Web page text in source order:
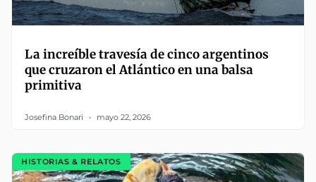
La increíble travesía de cinco argentinos
que cruzaron el Atlántico en una balsa
primitiva
Josefina Bonari mayo 22, 2026
HISTORIAS & RELATOS